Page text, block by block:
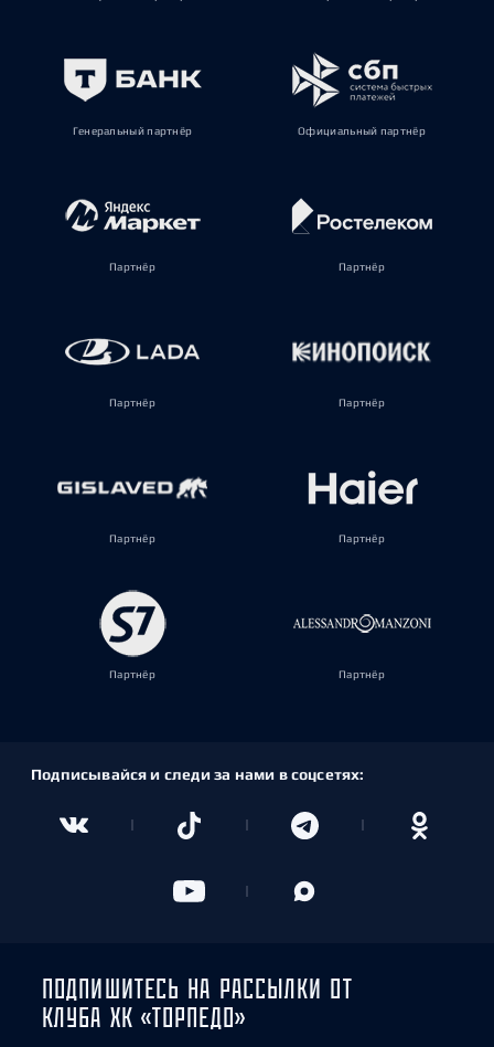
Генеральный партнёр Официальный партнёр
Партнёр Партнёр
Партнёр Партнёр
Партнёр Партнёр
Партнёр Партнёр
Подписывайся и следи за нами в соцсетях:
ПОДПИШИТЕСЬ НА РАССЫЛКИ ОТ
КЛУБА ХК «ТОРПЕДО»